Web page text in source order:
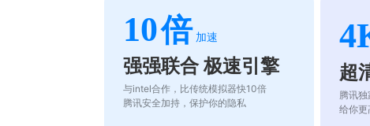
10倍 加速
强强联合 极速引擎
与intel合作，比传统模拟器快10倍
腾讯安全加持，保护你的隐私
超
腾讯
给你更